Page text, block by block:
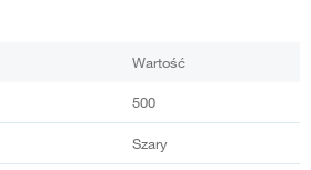
Wartość
500
Szary